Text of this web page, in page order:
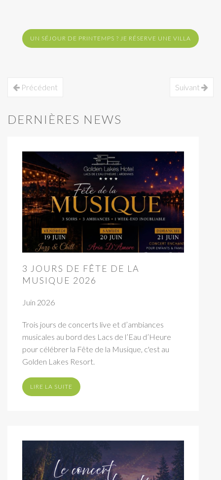
UN SÉJOUR DE PRINTEMPS ? JE RÉSERVE UNE VILLA
Précédent Suivant
DERNIÈRES NEWS
3 JOURS DE FÊTE DE LA
MUSIQUE 2026
Juin 2026
Trois jours de concerts live et d’ambiances
musicales au bord des Lacs de l’Eau d’Heure
pour célébrer la Fête de la Musique, c'est au
Golden Lakes Resort.
LIRE LA SUITE